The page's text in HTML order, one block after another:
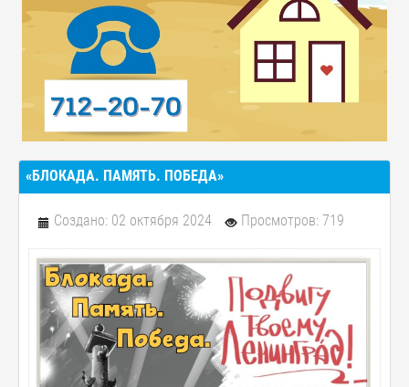
«БЛОКАДА. ПАМЯТЬ. ПОБЕДА»
Создано: 02 октября 2024 Просмотров: 719